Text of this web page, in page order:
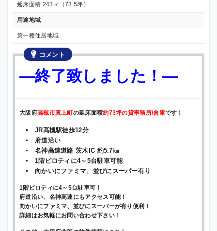
延床面積 243㎡（73.5坪）
用途地域
第一種住居地域
コメント
—終了致しました！—
大阪府高槻市真上町の延床面積約73坪の貸事務所/倉庫です！
▪ JR高槻駅徒歩12分
▪ 府道沿い
▪ 名神高速道路 茨木IC 約5.7㎞
▪ 1階ピロティに4～5台駐車可能
▪ 向かいにファミマ、並びにスーパー有り
1階ピロティに4～5台駐車可！
府道沿い、名神高速にもアクセス可能！
向かいにファミマ、並びにスーパーが有り便利！
詳細はお気軽にお問い合わせ下さい！